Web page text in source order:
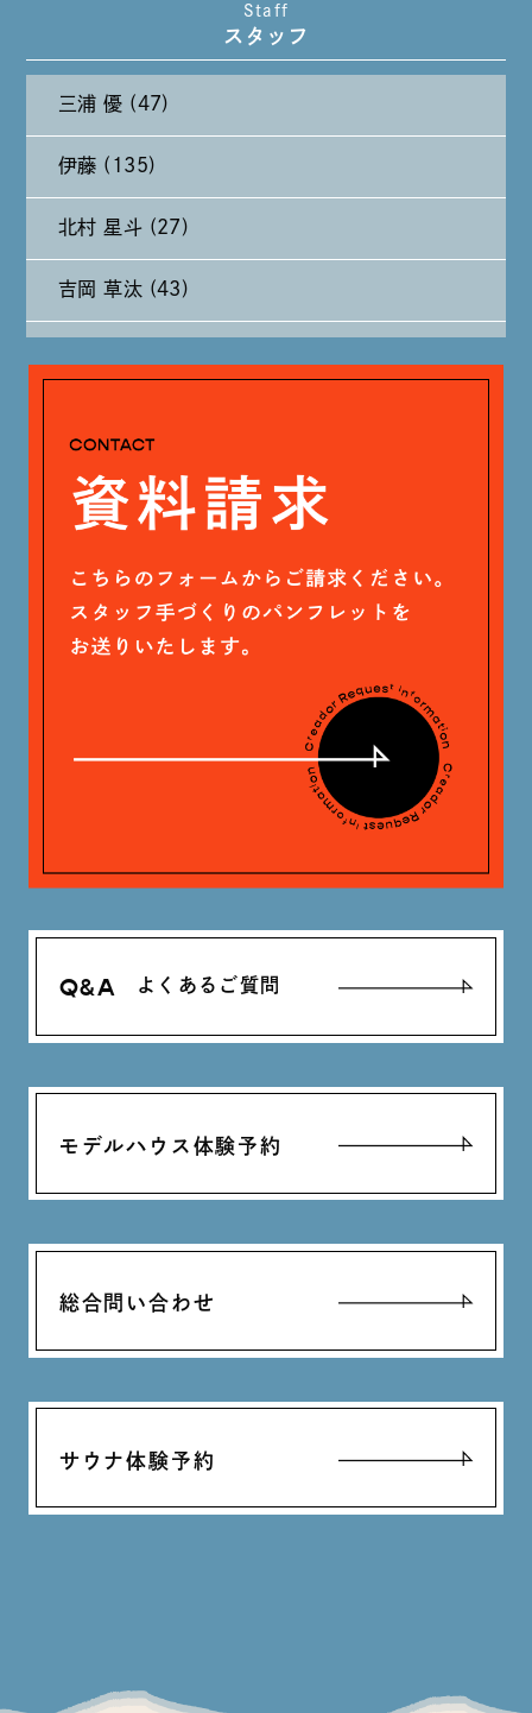
2024年9月 (11)
2024年8月 (11)
2024年7月 (11)
2024年6月 (12)
Staff
スタッフ
三浦 優 (47)
伊藤 (135)
北村 星斗 (27)
吉岡 草汰 (43)
戸田 好紀 (81)
木村 珠梨音 (101)
神定 龍杜 (13)
Q&A よくあるご質問
モデルハウス体験予約
総合問い合わせ
サウナ体験予約